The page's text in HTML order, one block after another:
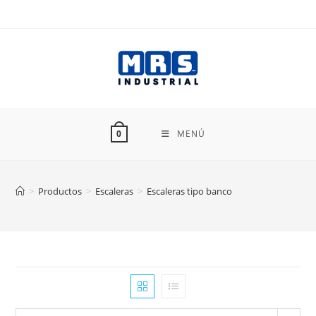
0 MENÚ
> Productos > Escaleras > Escaleras tipo banco